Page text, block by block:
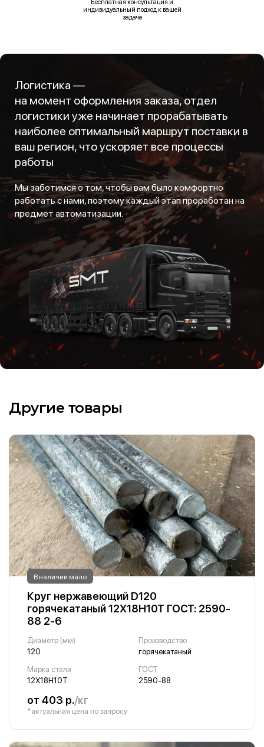
Бесплатная консультация и
индивидуальный подход к вашей
задаче
Логистика —
на момент оформления заказа, отдел
логистики уже начинает прорабатывать
наиболее оптимальный маршрут поставки в
ваш регион, что ускоряет все процессы
работы
Мы заботимся о том, чтобы вам было комфортно
работать с нами, поэтому каждый этап проработан на
предмет автоматизации.
Другие товары
В наличии мало
Круг нержавеющий D120
горячекатаный 12Х18Н10Т ГОСТ: 2590-
88 2-6
Диаметр (мм)
120
Производство
горячекатаный
Марка стали
12Х18Н10Т
ГОСТ
2590-88
от 403 р./кг
*актуальная цена по запросу